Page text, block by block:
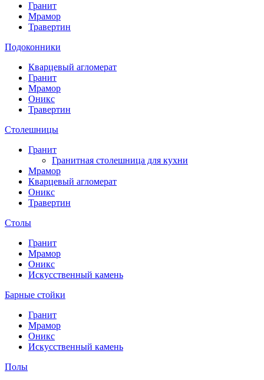
Гранит
Мрамор
Травертин
Подоконники
Кварцевый агломерат
Гранит
Мрамор
Оникс
Травертин
Столешницы
Гранит
Гранитная столешница для кухни
Мрамор
Кварцевый агломерат
Оникс
Травертин
Столы
Гранит
Мрамор
Оникс
Искусственный камень
Барные стойки
Гранит
Мрамор
Оникс
Искусственный камень
Полы